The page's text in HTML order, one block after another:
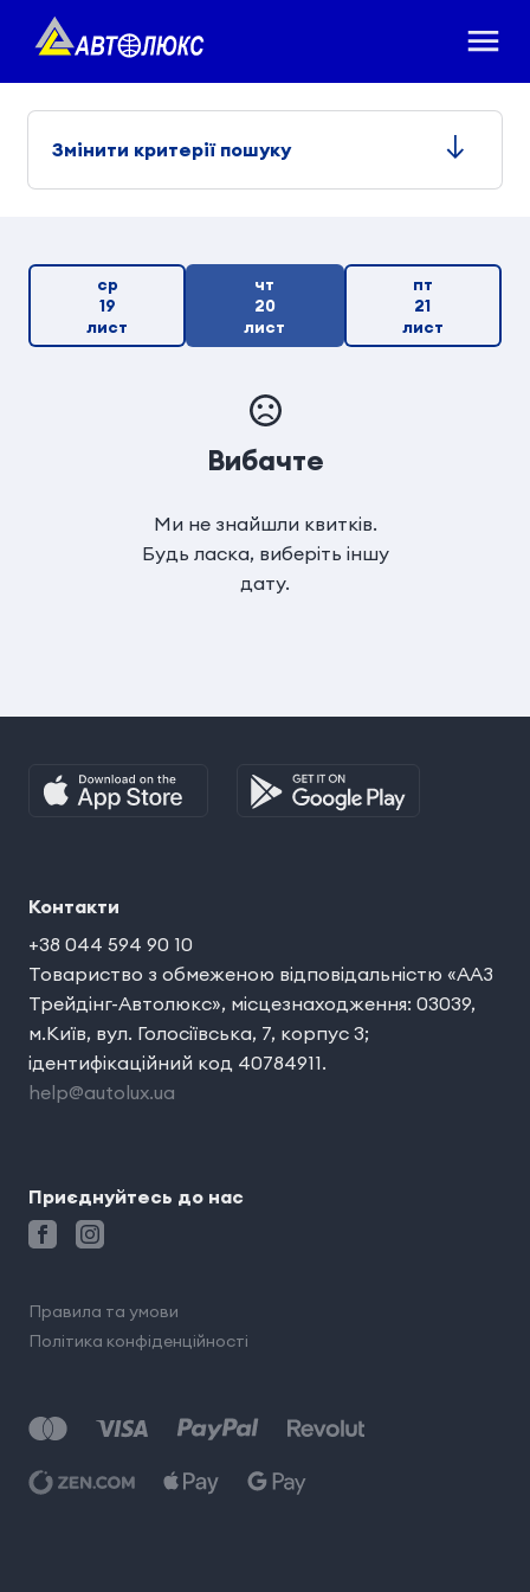
Змінити критерії пошуку
ср
19
лист
чт
20
лист
пт
21
лист
Вибачте
Ми не знайшли квитків.
Будь ласка, виберіть іншу
дату.
Контакти
+38 044 594 90 10
Товариство з обмеженою відповідальністю «ААЗ
Трейдінг-Автолюкс», місцезнаходження: 03039,
м.Київ, вул. Голосіївська, 7, корпус 3;
ідентифікаційний код 40784911.
help@autolux.ua
Приєднуйтесь до нас
Правила та умови
Політика конфіденційності